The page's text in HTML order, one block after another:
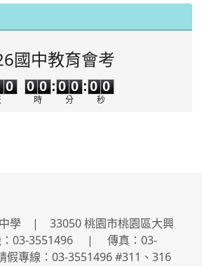
國中教育會考
0
0
0
0
0
時
:
0
0
0
0
分
:
0
0
0
0
秒
中學 | 33050 桃園市桃園區大興
03-3551496 | 傳真：03-
專線：03-3551496 #311、316